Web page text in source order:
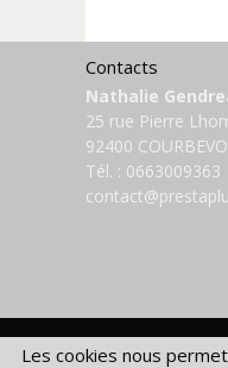
Contacts
Nathalie
25 rue Pierre
92400
Tél. : 0663009363
Les cookies nous